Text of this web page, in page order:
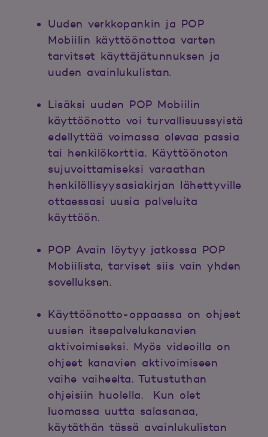
Uuden verkkopankin ja POP
Mobiilin käyttöönottoa varten
tarvitset käyttäjätunnuksen ja
uuden avainlukulistan.
Lisäksi uuden POP Mobiilin
käyttöönotto voi turvallisuussyistä
edellyttää voimassa olevaa passia
tai henkilökorttia. Käyttöönoton
sujuvoittamiseksi varaathan
henkilöllisyysasiakirjan lähettyville
ottaessasi uusia palveluita
käyttöön.
POP Avain löytyy jatkossa POP
Mobiilista, tarviset siis vain yhden
sovelluksen.
Käyttöönotto-oppaassa on ohjeet
uusien itsepalvelukanavien
aktivoimiseksi. Myös videoilla on
ohjeet kanavien aktivoimiseen
vaihe vaiheelta. Tutustuthan
ohjeisiin huolella. Kun olet
luomassa uutta salasanaa,
käytäthän tässä avainlukulistan